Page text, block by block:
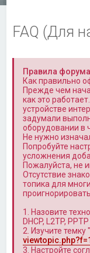
FAQ (Для
Правила форума
Как правильно
Прежде чем
как это
устройстве
задумали
оборудовании в
Не нужно
Попробуйте
усложнения
Пожалуйста, не
Отсутствие
топика для
1. Назовите
DHCP, L2TP,
2. Изучите темку
3. Настройте